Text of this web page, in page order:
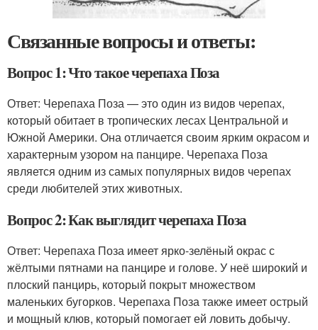
Связанные вопросы и ответы:
Вопрос 1: Что такое черепаха Поза
Ответ: Черепаха Поза — это один из видов черепах,
который обитает в тропических лесах Центральной и
Южной Америки. Она отличается своим ярким окрасом и
характерным узором на панцире. Черепаха Поза
является одним из самых популярных видов черепах
среди любителей этих животных.
Вопрос 2: Как выглядит черепаха Поза
Ответ: Черепаха Поза имеет ярко-зелёный окрас с
жёлтыми пятнами на панцире и голове. У неё широкий и
плоский панцирь, который покрыт множеством
маленьких бугорков. Черепаха Поза также имеет острый
и мощный клюв, который помогает ей ловить добычу.